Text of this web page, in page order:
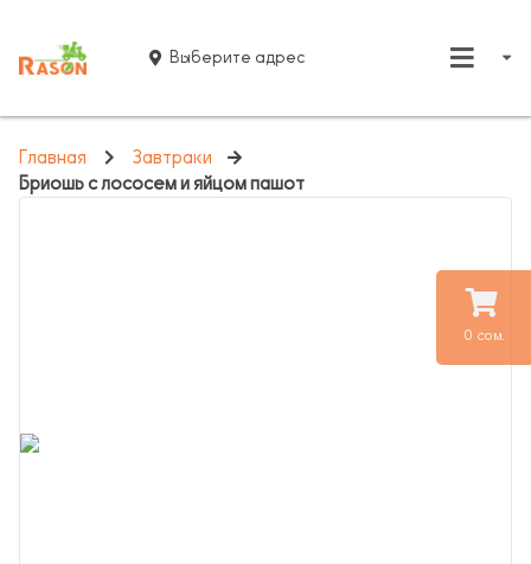
0 сом.
Выберите адрес
Главная
Завтраки
Бриошь с лососем и яйцом пашот